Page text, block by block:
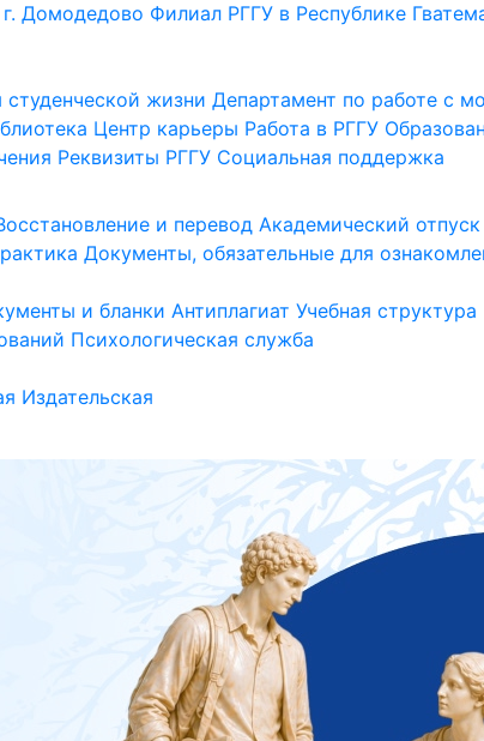
Домодедово Филиал РГГУ в Республике
жизни Департамент по работе с
Центр карьеры Работа в РГГУ
Реквизиты РГГУ Социальная поддержка
и перевод Академический отпуск
Документы, обязательные для
и бланки Антиплагиат Учебная структура
Психологическая служба
Издательская